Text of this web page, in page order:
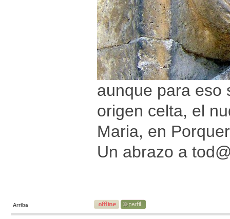
aunque para eso
origen celta, el
Maria, en
Un abrazo a
Arriba